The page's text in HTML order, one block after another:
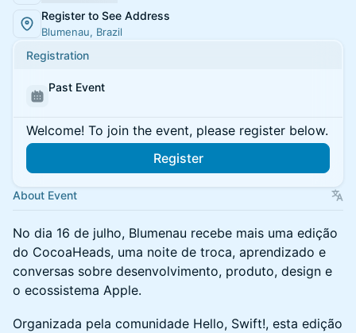
Register to See Address
Blumenau, Brazil
Registration
Past Event
Welcome! To join the event, please register below.
Register
About Event
No dia 16 de julho, Blumenau recebe mais uma edição
do CocoaHeads, uma noite de troca, aprendizado e
conversas sobre desenvolvimento, produto, design e
o ecossistema Apple.
Organizada pela comunidade Hello, Swift!, esta edição